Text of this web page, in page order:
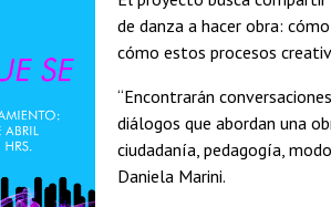
de danza a hacer obra:
cómo estos procesos
“Encontrarán
diálogos que abordan una
ciudadanía, pedagogía,
Daniela Marini.